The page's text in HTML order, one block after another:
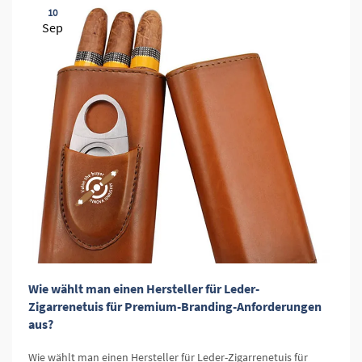
10
Sep
Wie wählt man einen Hersteller für Leder-
Zigarrenetuis für Premium-Branding-Anforderungen
aus?
Wie wählt man einen Hersteller für Leder-Zigarrenetuis für